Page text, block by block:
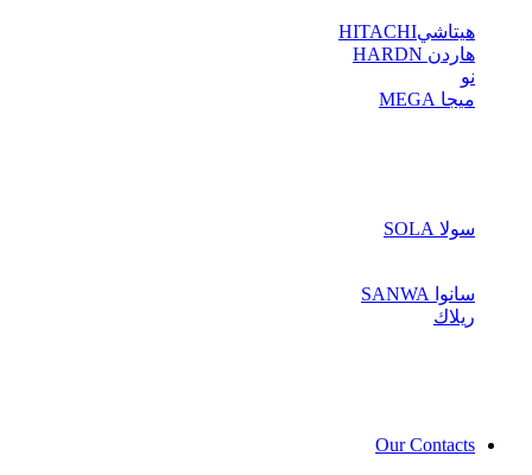
هيتاشيHITACHI
هاردن HARDN
نو
ميجا MEGA
سولا SOLA
سانوا SANWA
ريلاك
Our Contacts